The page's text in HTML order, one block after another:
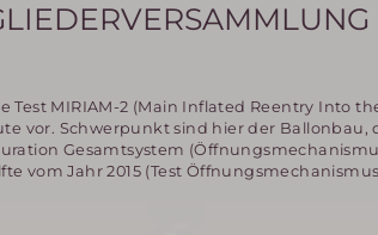
MIRIAM-2 (Main Inflated Reentry Into
vor. Schwerpunkt sind hier der Ballonbau,
Gesamtsystem
vom Jahr 2015 (Test